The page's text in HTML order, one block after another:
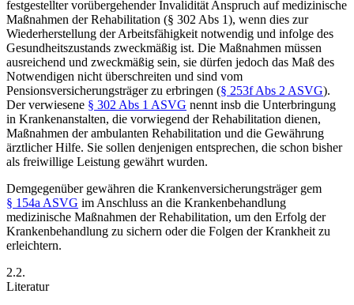
festgestellter vorübergehender Invalidität Anspruch auf medizinische
Maßnahmen der Rehabilitation (§ 302 Abs 1), wenn dies zur
Wiederherstellung der Arbeitsfähigkeit notwendig und infolge des
Gesundheitszustands zweckmäßig ist. Die Maßnahmen müssen
ausreichend und zweckmäßig sein, sie dürfen jedoch das Maß des
Notwendigen nicht überschreiten und sind vom
Pensionsversicherungsträger zu erbringen (§ 253f Abs 2 ASVG).
Der verwiesene § 302 Abs 1 ASVG nennt insb die Unterbringung
in Krankenanstalten, die vorwiegend der Rehabilitation dienen,
Maßnahmen der ambulanten Rehabilitation und die Gewährung
ärztlicher Hilfe. Sie sollen denjenigen entsprechen, die schon bisher
als freiwillige Leistung gewährt wurden.
Demgegenüber gewähren die Krankenversicherungsträger gem
§ 154a ASVG im Anschluss an die Krankenbehandlung
medizinische Maßnahmen der Rehabilitation, um den Erfolg der
Krankenbehandlung zu sichern oder die Folgen der Krankheit zu
erleichtern.
2.2.
Literatur